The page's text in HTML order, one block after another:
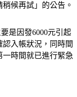
候再試」的公告。
是因發6000元引起
入帳狀況，同時間
一時間就已進行緊急